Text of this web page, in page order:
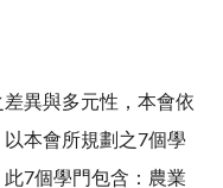
異與多元性，本會依
本會所規劃之7個學
7個學門包含：農業